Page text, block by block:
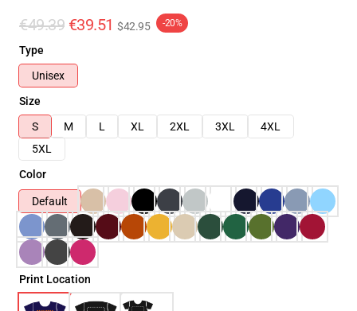
€49.39 €39.51 $42.95 -20%
Type
Unisex
Size
S
M L XL 2XL 3XL
4XL
5XL
Color
Default
Print Location